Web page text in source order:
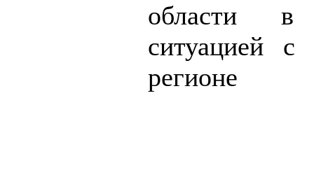
области
ситуацией
регионе